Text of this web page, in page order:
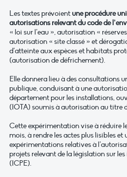
Les textes prévoient une procédure
autorisations relevant du code de
« loi sur l’eau », autorisation «
autorisation « site classé » et
d’atteinte aux espèces et habitats
(autorisation de défrichement).
Elle donnera lieu à des consultations
publique, conduisant à une
département pour les installations,
(IOTA) soumis à autorisation au titre
Cette expérimentation vise à réduire
mois, à rendre les actes plus lisibles et
expérimentations relatives à
projets relevant de la législation sur
(ICPE).